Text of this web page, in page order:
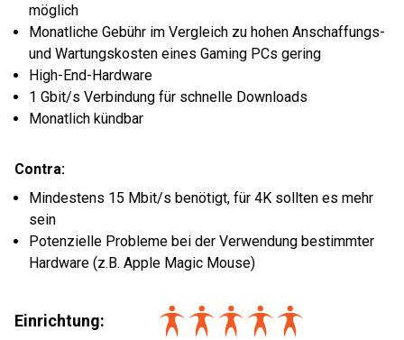
möglich
Monatliche Gebühr im Vergleich zu hohen Anschaffungs-
und Wartungskosten eines Gaming PCs gering
High-End-Hardware
1 Gbit/s Verbindung für schnelle Downloads
Monatlich kündbar
Contra:
Mindestens 15 Mbit/s benötigt, für 4K sollten es mehr
sein
Potenzielle Probleme bei der Verwendung bestimmter
Hardware (z.B. Apple Magic Mouse)
Einrichtung: